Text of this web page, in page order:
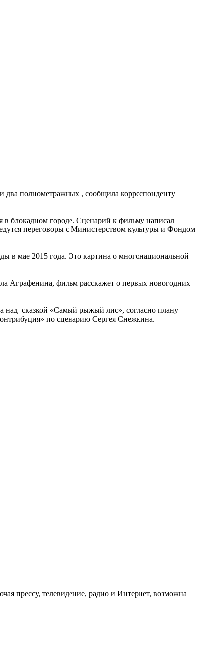
два полнометражных , сообщила корреспонденту
в блокадном городе. Сценарий к фильму написал
переговоры с Министерством культуры и Фондом
в мае 2015 года. Это картина о многонациональной
Аграфенина, фильм расскажет о первых новогодних
над сказкой «Самый рыжый лис», согласно плану
по сценарию Сергея Снежкина.
прессу, телевидение, радио и Интернет, возможна